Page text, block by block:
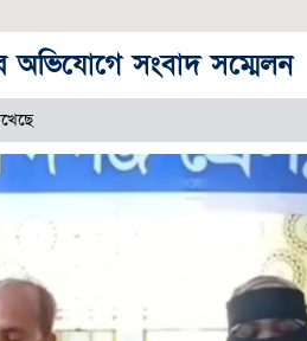
অভিযোগে সংবাদ সম্মেলন